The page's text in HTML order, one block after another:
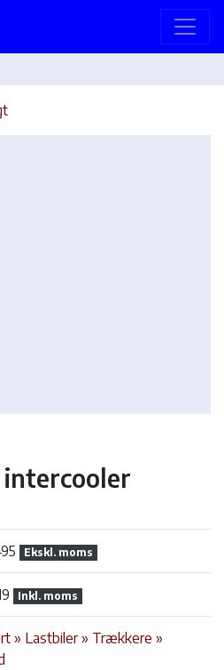
intercooler
Ekskl. moms
Inkl. moms
» Lastbiler » Trækkere »